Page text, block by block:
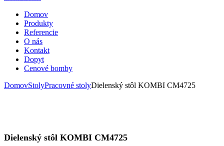
Domov
Produkty
Referencie
O nás
Kontakt
Dopyt
Cenové bomby
DomovStolyPracovné stolyDielenský stôl KOMBI CM4725
Dielenský stôl KOMBI CM4725